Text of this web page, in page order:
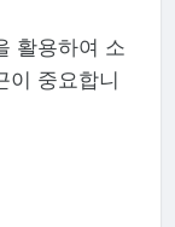
활용하여 소
이 중요합니